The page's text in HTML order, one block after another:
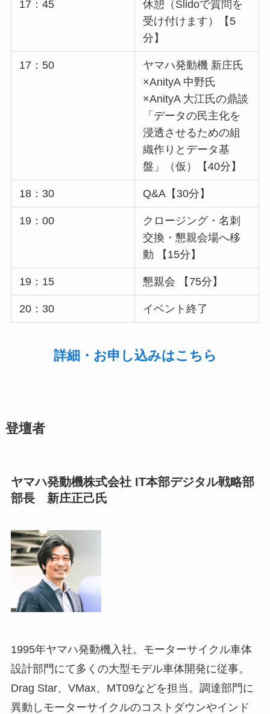
17：45
休憩（Slidoで質問を
受け付けます）【5
分】
17：50
ヤマハ発動機 新庄氏
×AnityA 中野氏
×AnityA 大江氏の鼎談
「データの民主化を
浸透させるための組
織作りとデータ基
盤」（仮）【40分】
18：30 Q&A【30分】
19：00
クロージング・名刺
交換・懇親会場へ移
動 【15分】
19：15 懇親会 【75分】
20：30 イベント終了
詳細・お申し込みはこちら
登壇者
ヤマハ発動機株式会社 IT本部デジタル戦略部
部長 新庄正己氏
1995年ヤマハ発動機入社。モーターサイクル車体
設計部門にて多くの大型モデル車体開発に従事。
Drag Star、VMax、MT09などを担当。調達部門に
異動しモーターサイクルのコストダウンやインド